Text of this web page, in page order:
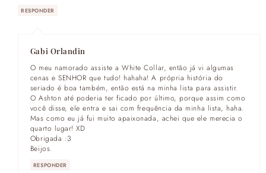
RESPONDER
Gabi Orlandin
O meu namorado assiste a White Collar, então já vi algumas
cenas e SENHOR que tudo! hahaha! A própria história do
seriado é boa também, então está na minha lista para assistir.
O Ashton até poderia ter ficado por último, porque assim como
você disse, ele entra e sai com frequência da minha lista, haha.
Mas como eu já fui muito apaixonada, achei que ele merecia o
quarto lugar! XD
Obrigada :3
Beijos.
RESPONDER